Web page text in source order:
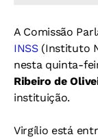
A Comissão
INSS(Instituto
nesta quinta-
Ribeiro de
instituição.
Virgílio está